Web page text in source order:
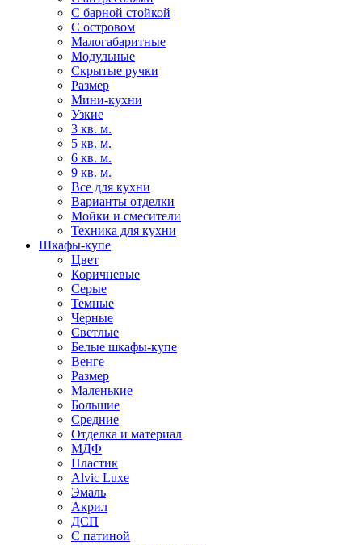
С барной стойкой
С островом
Малогабаритные
Модульные
Скрытые ручки
Размер
Мини-кухни
Узкие
3 кв. м.
5 кв. м.
6 кв. м.
9 кв. м.
Все для кухни
Варианты отделки
Мойки и смесители
Техника для кухни
Шкафы-купе
Цвет
Коричневые
Серые
Темные
Черные
Светлые
Белые шкафы-купе
Венге
Размер
Маленькие
Большие
Средние
Отделка и материал
МДФ
Пластик
Alvic Luxe
Эмаль
Акрил
ДСП
С патиной